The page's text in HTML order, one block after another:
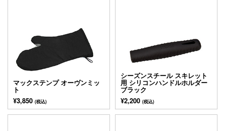
マックステンプ オーヴンミッ
ト
¥3,850 (税込)
シーズンスチール スキレット
用 シリコンハンドルホルダー
ブラック
¥2,200 (税込)